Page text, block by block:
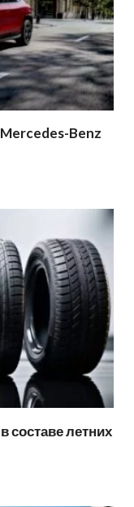
Benz
составе летних